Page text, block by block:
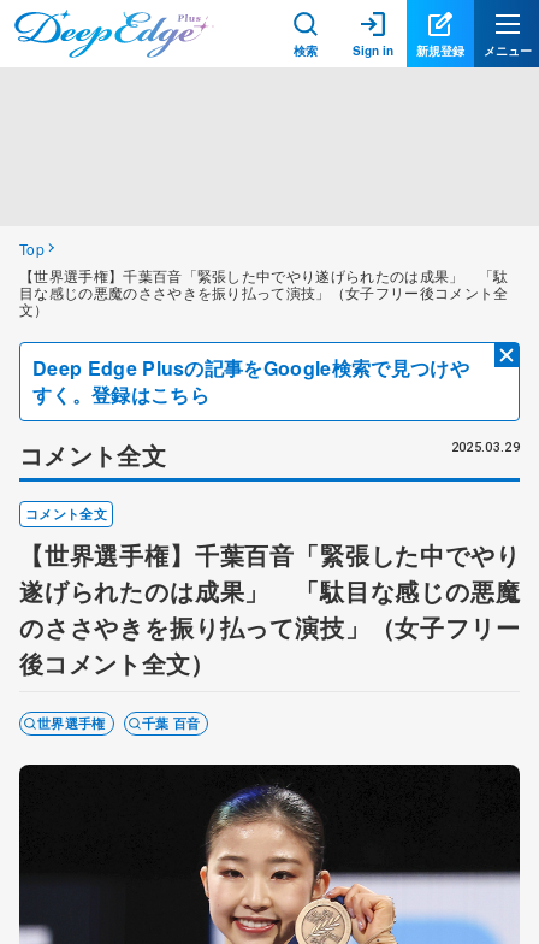
検索 Sign in 新規登録 メニュー
Top
【世界選手権】千葉百音「緊張した中でやり遂げられたのは成果」 「駄
目な感じの悪魔のささやきを振り払って演技」（女子フリー後コメント全
文）
Deep Edge Plusの記事をGoogle検索で見つけや
すく。登録はこちら
コメント全文 2025.03.29
コメント全文
【世界選手権】千葉百音「緊張した中でやり
遂げられたのは成果」 「駄目な感じの悪魔
のささやきを振り払って演技」（女子フリー
後コメント全文）
世界選手権 千葉 百音